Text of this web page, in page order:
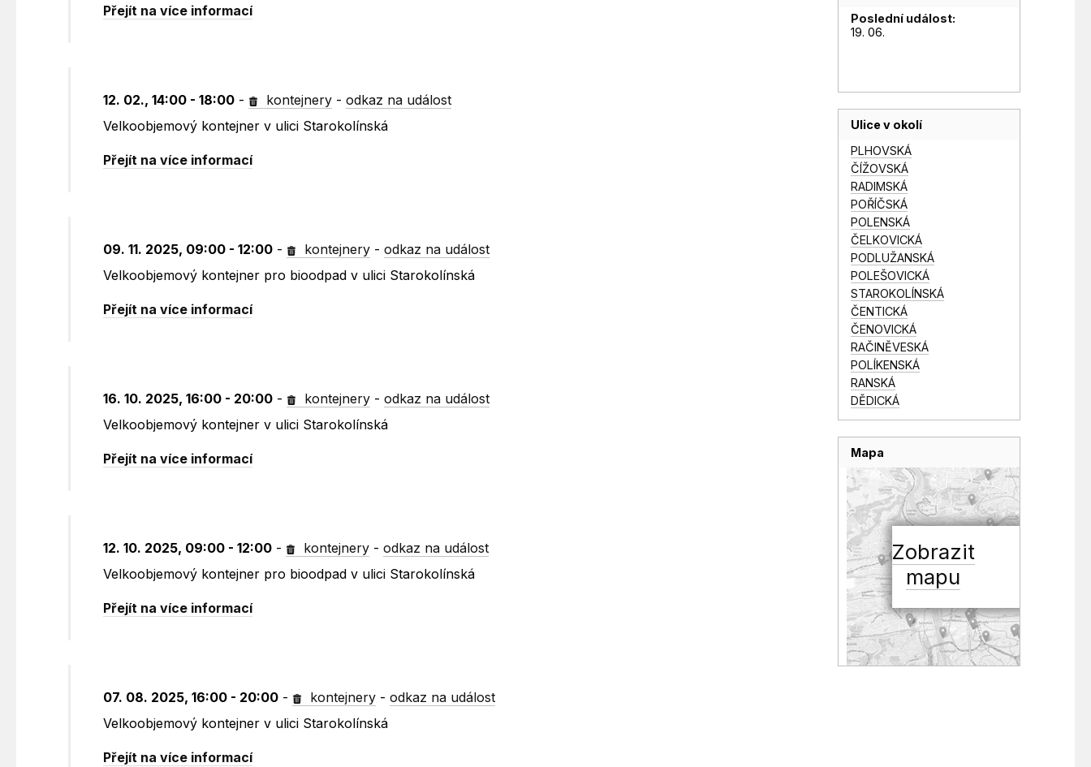
Přejít na více informací
12. 02., 14:00 - 18:00 - kontejnery -odkaz na událost
Velkoobjemový kontejner v ulici Starokolínská
Přejít na více informací
09. 11. 2025, 09:00 - 12:00 - kontejnery -odkaz na událost
Velkoobjemový kontejner pro bioodpad v ulici Starokolínská
Přejít na více informací
16. 10. 2025, 16:00 - 20:00 - kontejnery -odkaz na událost
Velkoobjemový kontejner v ulici Starokolínská
Přejít na více informací
12. 10. 2025, 09:00 - 12:00 - kontejnery -odkaz na událost
Velkoobjemový kontejner pro bioodpad v ulici Starokolínská
Přejít na více informací
07. 08. 2025, 16:00 - 20:00 - kontejnery -odkaz na událost
Velkoobjemový kontejner v ulici Starokolínská
Přejít na více informací
Poslední událost:
19. 06.
Ulice v okolí
PLHOVSKÁ
ČÍŽOVSKÁ
RADIMSKÁ
POŘÍČSKÁ
POLENSKÁ
ČELKOVICKÁ
PODLUŽANSKÁ
POLEŠOVICKÁ
STAROKOLÍNSKÁ
ČENTICKÁ
ČENOVICKÁ
RAČINĚVESKÁ
POLÍKENSKÁ
RANSKÁ
DĚDICKÁ
Mapa
Zobrazit
mapu